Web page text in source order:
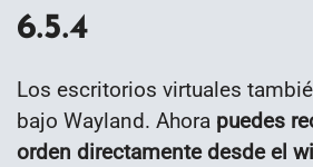
6.5.4
Los escritorios virtuales
bajo Wayland. Ahora puedes
orden directamente desde el